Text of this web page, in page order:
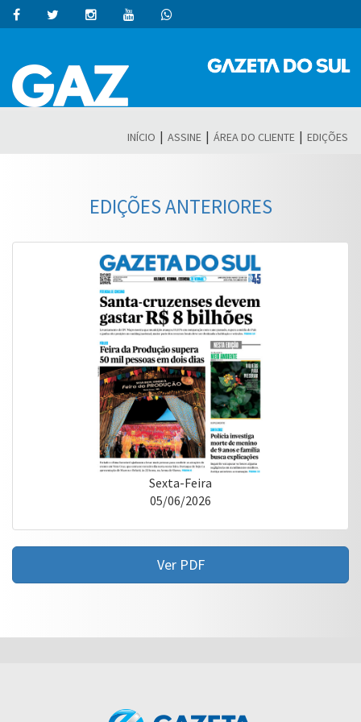
INÍCIO | ASSINE | ÁREA DO CLIENTE | EDIÇÕES
EDIÇÕES ANTERIORES
Sexta-Feira
05/06/2026
Ver PDF